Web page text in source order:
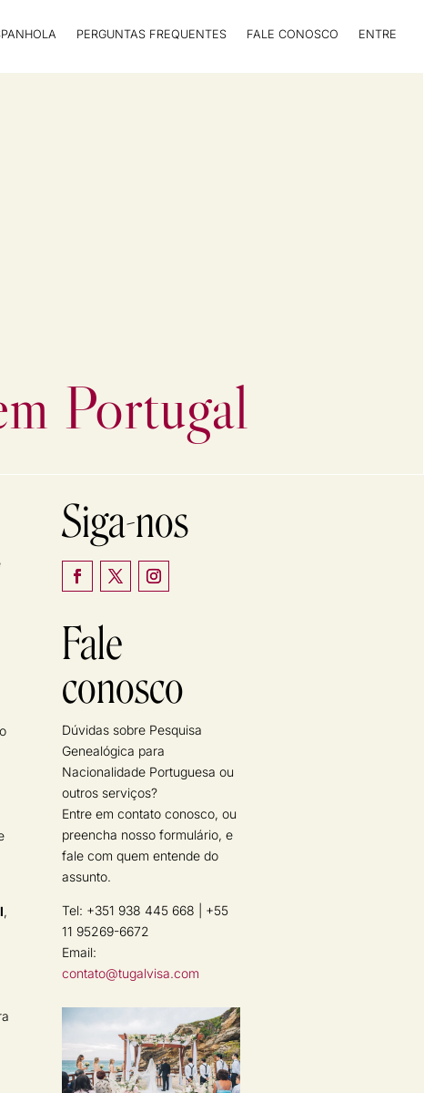
PERGUNTAS FREQUENTES FALE CONOSCO ENTRE
Portugal
,
Siga-nos
Fale
conosco
Dúvidas sobre Pesquisa
Genealógica para
Nacionalidade Portuguesa ou
outros serviços?
Entre em contato conosco, ou
preencha nosso formulário, e
fale com quem entende do
assunto.
Tel: +351 938 445 668 | +55
11 95269-6672
Email:
contato@tugalvisa.com